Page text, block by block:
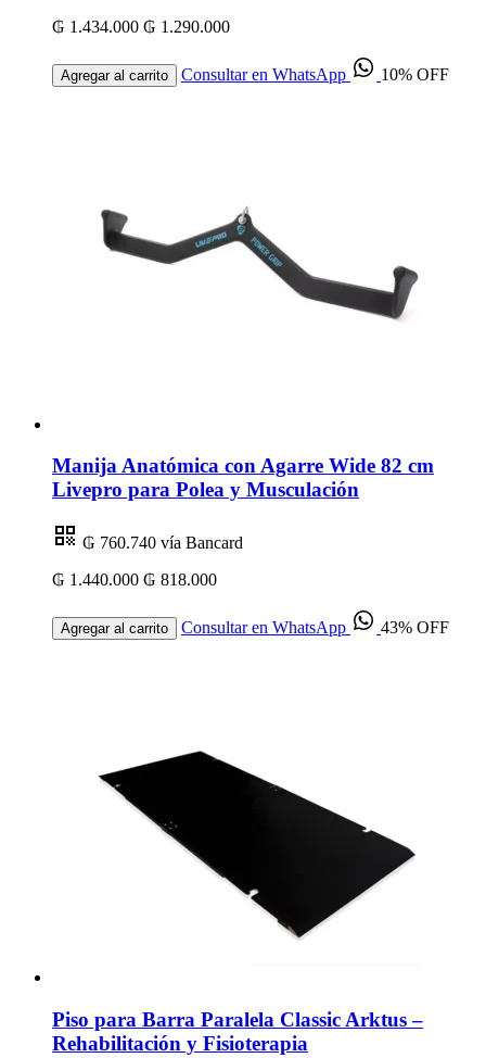
₲ 1.434.000 ₲ 1.290.000
Agregar al carrito Consultar en WhatsApp 10% OFF
Manija Anatómica con Agarre Wide 82 cm
Livepro para Polea y Musculación
₲ 760.740 vía Bancard
₲ 1.440.000 ₲ 818.000
Agregar al carrito Consultar en WhatsApp 43% OFF
Piso para Barra Paralela Classic Arktus –
Rehabilitación y Fisioterapia